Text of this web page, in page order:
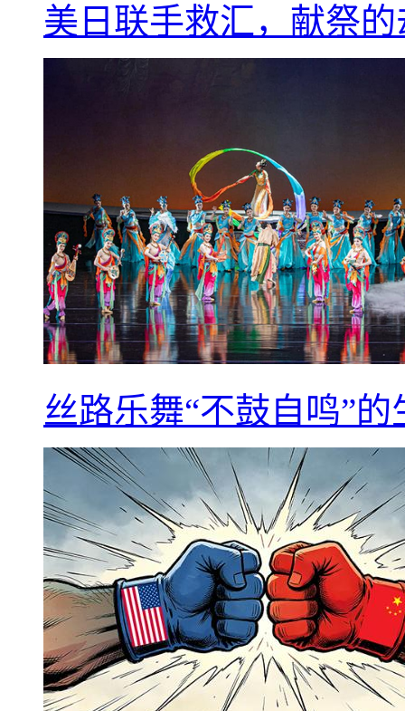
美日联手救汇，献祭
丝路乐舞“不鼓自鸣”